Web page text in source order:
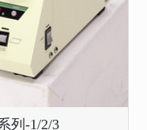
列-1/2/3